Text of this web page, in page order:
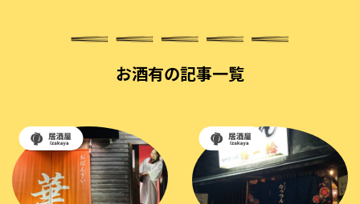
お酒有の記事一覧